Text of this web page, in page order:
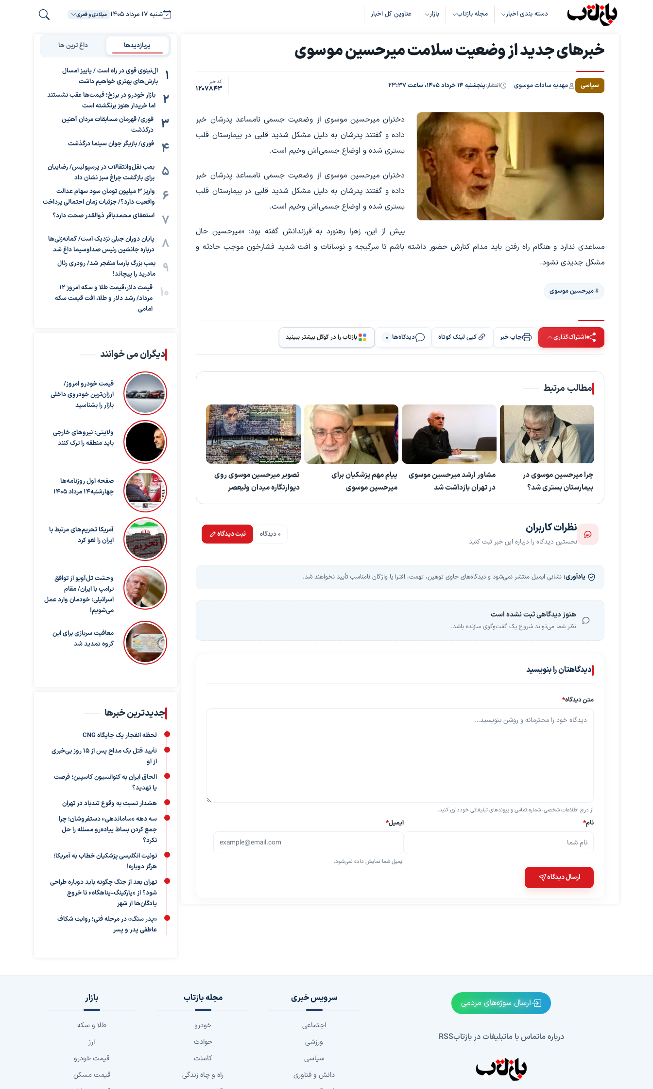
دسته بندی اخبار مجله بازتاب بازار عناوین کل اخبار شنبه ۱۷ مرداد ۱۴۰۵ میلادی و قمری
خبرهای جدید از وضعیت سلامت میرحسین موسوی
سیاسی مهدیه سادات موسوی انتشار:پنجشنبه ۱۴ خرداد ۱۴۰۵، ساعت ۲۳:۳۷ کد خبر
1207843
دختران میرحسین موسوی از وضعیت جسمی نامساعد پدرشان خبر
داده و گفتند پدرشان به دلیل مشکل شدید قلبی در بیمارستان قلب
بستری شده و اوضاع جسمی‌اش وخیم است.
دختران میرحسین موسوی از وضعیت جسمی نامساعد پدرشان خبر
داده و گفتند پدرشان به دلیل مشکل شدید قلبی در بیمارستان قلب
بستری شده و اوضاع جسمی‌اش وخیم است.
پیش از این، زهرا رهنورد به فرزندانش گفته بود: «میرحسین حال
مساعدی ندارد و هنگام راه رفتن باید مدام کنارش حضور داشته باشم تا سرگیجه و نوسانات و افت شدید فشارخون موجب حادثه و
مشکل جدیدی نشود.
میرحسین موسوی
اشتراک‌گذاری چاپ خبر کپی لینک کوتاه دیدگاه‌ها 0 بازتاب را در گوگل بیشتر ببینید
مطالب مرتبط
چرا میرحسین موسوی در
بیمارستان بستری شد؟
مشاور ارشد میرحسین موسوی
در تهران بازداشت شد
پیام مهم پزشکیان برای
میرحسین موسوی
تصویر میرحسین موسوی روی
دیوارنگاره میدان ولیعصر
نظرات کاربران
نخستین دیدگاه را درباره این خبر ثبت کنید
0 دیدگاه ثبت دیدگاه
یادآوری: نشانی ایمیل منتشر نمی‌شود و دیدگاه‌های حاوی توهین، تهمت، افترا یا واژگان نامناسب تأیید نخواهند شد.
هنوز دیدگاهی ثبت نشده است
نظر شما می‌تواند شروع یک گفت‌وگوی سازنده باشد.
دیدگاهتان را بنویسید
متن دیدگاه*
از درج اطلاعات شخصی، شماره تماس و پیوندهای تبلیغاتی خودداری کنید.
نام* ایمیل*
ایمیل شما نمایش داده نمی‌شود.
ارسال دیدگاه
پربازدیدها داغ ترین ها
ال‌نینوی قوی در راه است / پاییز امسال
بارش‌های بهتری خواهیم داشت
بازار خودرو در برزخ؛ قیمت‌ها عقب نشستند
اما خریدار هنوز برنگشته است
فوری/ قهرمان مسابقات مردان آهنین
درگذشت
فوری/ بازیگر جوان سینما درگذشت
بمب نقل‌وانتقالات در پرسپولیس/ رضاییان
برای بازگشت چراغ سبز نشان داد
واریز ۳ میلیون تومان سود سهام عدالت
واقعیت دارد؟/ جزئیات زمان احتمالی پرداخت
استعفای محمدباقر ذوالقدر صحت دارد؟
پایان دوران جبلی نزدیک است/ گمانه‌زنی‌ها
درباره جانشین رئیس صداوسیما داغ شد
بمب بزرگ بارسا منفجر شد/ رودری رئال
مادرید را پیچاند!
قیمت دلار،قیمت طلا و سکه امروز ۱۲
مرداد/ رشد دلار و طلا، افت قیمت سکه
امامی
دیگران می خوانند
قیمت خودرو امروز/
ارزان‌ترین خودروی داخلی
بازار را بشناسید
ولایتی: نیروهای خارجی
باید منطقه را ترک کنند
صفحه اول روزنامه‌ها
چهارشنبه14 مرداد 1405
آمریکا تحریم‌های مرتبط با
ایران را لغو کرد
وحشت تل‌آویو از توافق
ترامپ با ایران/ مقام
اسرائیلی: خودمان وارد عمل
می‌شویم!
معافیت سربازی برای این
گروه تمدید شد
جدیدترین خبرها
لحظه انفجار یک جایگاه CNG
تأیید قتل یک مداح پس از ۱۵ روز بی‌خبری
از او
الحاق ایران به کنوانسیون کاسپین؛ فرصت
یا تهدید؟
هشدار نسبت به وقوع تندباد در تهران
سه دهه «ساماندهی» دستفروشان؛ چرا
جمع کردن بساط پیاده‌رو مسئله را حل
نکرد؟
توئیت انگلیسی پزشکیان خطاب به آمریکا؛
هرگز دوباره!
تهران بعد از جنگ چگونه باید دوباره طراحی
شود؟ از «پارکینگ-پناهگاه» تا خروج
پادگان‌ها از شهر
«پدر سنگ» در مرحله فنی؛ روایت شکاف
عاطفی پدر و پسر
ارسال سوژه‌های مردمی
درباره ماتماس با ماتبلیغات در بازتابRSS
سرویس خبری
اجتماعی
ورزشی
سیاسی
دانش و فناوری
مجله بازتاب
خودرو
حوادث
کامنت
راه و چاه زندگی
بازار
طلا و سکه
ارز
قیمت خودرو
قیمت مسکن